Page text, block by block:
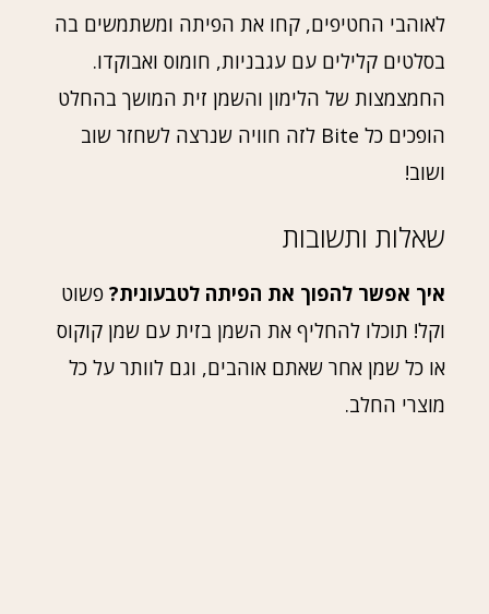
לאוהבי החטיפים, קחו את הפיתה ומשתמשים בה
בסלטים קלילים עם עגבניות, חומוס ואבוקדו.
החמצמצות של הלימון והשמן זית המושך בהחלט
הופכים כל Bite לזה חוויה שנרצה לשחזר שוב
ושוב!
שאלות ותשובות
איך אפשר להפוך את הפיתה לטבעונית? פשוט
וקל! תוכלו להחליף את השמן בזית עם שמן קוקוס
או כל שמן אחר שאתם אוהבים, וגם לוותר על כל
מוצרי החלב.